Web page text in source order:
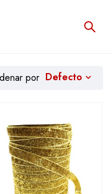
por Defecto